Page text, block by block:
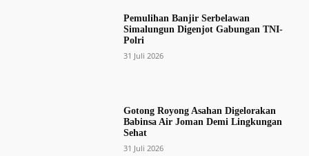
Pemulihan Banjir Serbelawan
Simalungun Digenjot Gabungan TNI-
Polri
31 Juli 2026
Gotong Royong Asahan Digelorakan
Babinsa Air Joman Demi Lingkungan
Sehat
31 Juli 2026